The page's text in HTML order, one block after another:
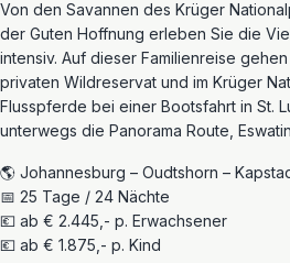
Von den Savannen des Krüger
der Guten Hoffnung erleben Sie die
intensiv. Auf dieser Familienreise
privaten Wildreservat und im Krüger
Flusspferde bei einer Bootsfahrt in St.
unterwegs die Panorama Route,
🌎 Johannesburg – Oudtshorn –
📅 25 Tage / 24 Nächte
💶 ab € 2.445,- p. Erwachsener
💶 ab € 1.875,- p. Kind